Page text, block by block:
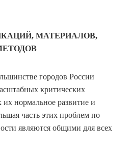
МАТЕРИАЛОВ,
городов России
критических
нормальное развитие и
часть этих проблем по
являются общими для всех